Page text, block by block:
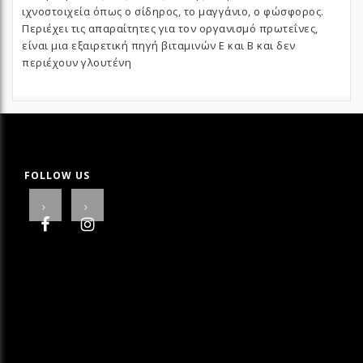
ιχνοστοιχεία όπως ο σίδηρος, το μαγγάνιο, ο φώσφορος.
Περιέχει τις απαραίτητες για τον οργανισμό πρωτεΐνες,
είναι μια εξαιρετική πηγή βιταμινών Ε και Β και δεν
περιέχουν γλουτένη
FOLLOW US